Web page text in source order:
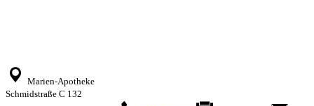
Marien-Apotheke
Schmidstraße C 132